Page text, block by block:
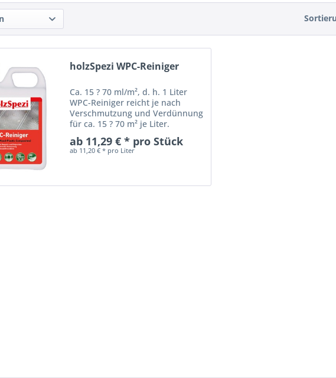
holzSpezi WPC-Reiniger
Ca. 15 ? 70 ml/m², d. h. 1 Liter
WPC-Reiniger reicht je nach
Verschmutzung und Verdünnung
für ca. 15 ? 70 m² je Liter.
WPC (Wood-Plastic-Composites),
sowie Resysta und
ab 11,29 € * pro Stück
ab 11,20 € * pro Liter